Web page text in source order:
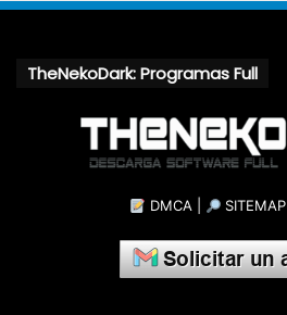
TheNekoDark: Programas Full
DMCA| SITEMAP